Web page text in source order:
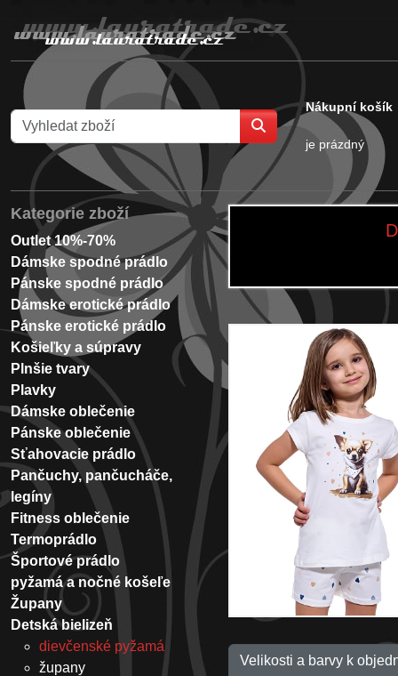
Nákupní košík
je prázdný
Velikosti a barvy k
Kategorie zboží
Outlet 10%-70%
Dámske spodné prádlo
Pánske spodné prádlo
Dámske erotické prádlo
Pánske erotické prádlo
Košieľky a súpravy
Plnšie tvary
Plavky
Dámske oblečenie
Pánske oblečenie
Sťahovacie prádlo
Pančuchy, pančucháče,
legíny
Fitness oblečenie
Termoprádlo
Športové prádlo
pyžamá a nočné košeľe
Župany
Detská bielizeň
dievčenské pyžamá
župany